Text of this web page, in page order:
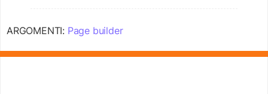
ARGOMENTI: Page builder